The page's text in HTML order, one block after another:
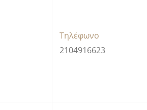
Τηλέφωνο
2104916623